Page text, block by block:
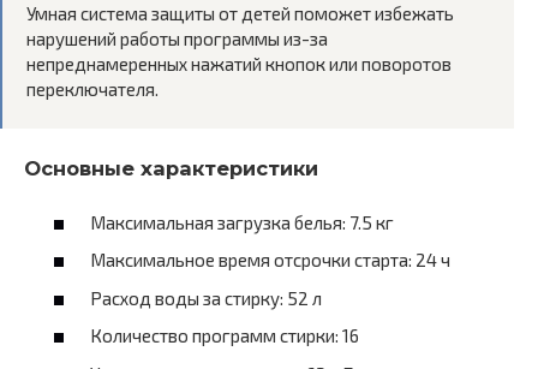
Умная система защиты от детей поможет избежать
нарушений работы программы из-за
непреднамеренных нажатий кнопок или поворотов
переключателя.
Основные характеристики
Максимальная загрузка белья: 7.5 кг
Максимальное время отсрочки старта: 24 ч
Расход воды за стирку: 52 л
Количество программ стирки: 16